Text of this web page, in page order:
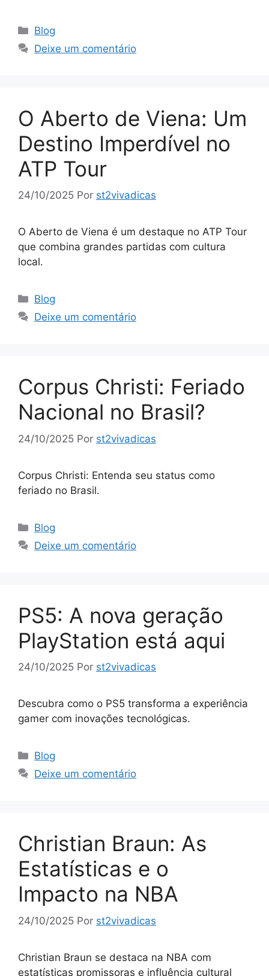
Categorias
Blog
Deixe um comentário
O Aberto de Viena: Um
Destino Imperdível no
ATP Tour
24/10/2025 Por st2vivadicas
O Aberto de Viena é um destaque no ATP Tour
que combina grandes partidas com cultura
local.
Categorias
Blog
Deixe um comentário
Corpus Christi: Feriado
Nacional no Brasil?
24/10/2025 Por st2vivadicas
Corpus Christi: Entenda seu status como
feriado no Brasil.
Categorias
Blog
Deixe um comentário
PS5: A nova geração
PlayStation está aqui
24/10/2025 Por st2vivadicas
Descubra como o PS5 transforma a experiência
gamer com inovações tecnológicas.
Categorias
Blog
Deixe um comentário
Christian Braun: As
Estatísticas e o
Impacto na NBA
24/10/2025 Por st2vivadicas
Christian Braun se destaca na NBA com
estatísticas promissoras e influência cultural